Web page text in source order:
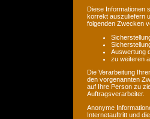
Diese Informationen
korrekt auszuliefern
folgenden Zwecken
Auswertung
zu weiteren
Die Verarbeitung
den vorgenannten
auf Ihre Person zu
Auftragsverarbeiter.
Anonyme
Internetauftritt und